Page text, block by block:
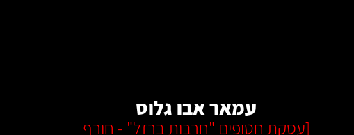
עמאר אבו גלוס
[עסקת חטופים "חרבות ברזל" - חורף